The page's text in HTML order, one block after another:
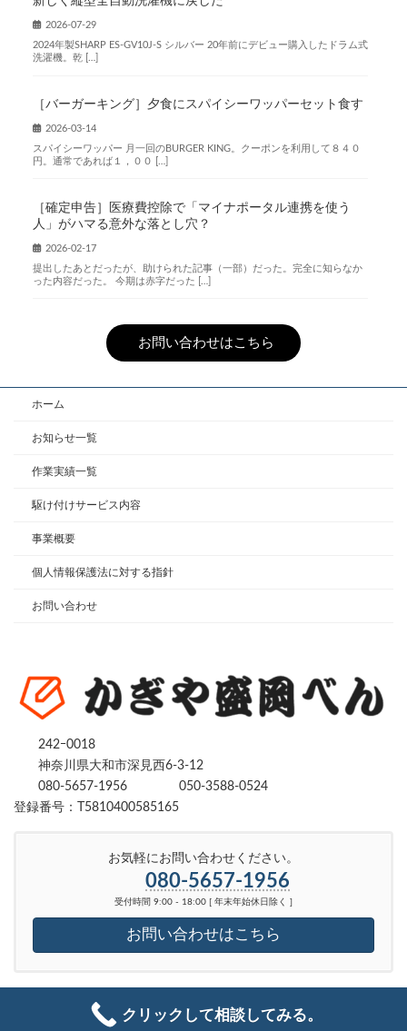
2026-07-29
2024年製SHARP ES-GV10J-S シルバー 20年前にデビュー購入したドラム式
洗濯機。乾 […]
［バーガーキング］夕食にスパイシーワッパーセット食す
2026-03-14
スパイシーワッパー 月一回のBURGER KING。クーポンを利用して８４０
円。通常であれば１，００ […]
［確定申告］医療費控除で「マイナポータル連携を使う
人」がハマる意外な落とし穴？
2026-02-17
提出したあとだったが、助けられた記事（一部）だった。完全に知らなか
った内容だった。 今期は赤字だった […]
お問い合わせはこちら
ホーム
お知らせ一覧
作業実績一覧
駆け付けサービス内容
事業概要
個人情報保護法に対する指針
お問い合わせ
242ｰ0018
神奈川県大和市深見西6-3-12
080-5657-1956
050-3588-0524
登録番号：T5810400585165
お気軽にお問い合わせください。
080-5657-1956
受付時間 9:00 - 18:00 [ 年末年始休日除く ]
お問い合わせはこちら
対応 All Rights Reserved.
クリックして相談してみる。